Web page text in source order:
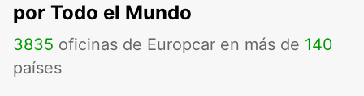
por Todo el Mundo
3835 oficinas de Europcar en más de 140
países